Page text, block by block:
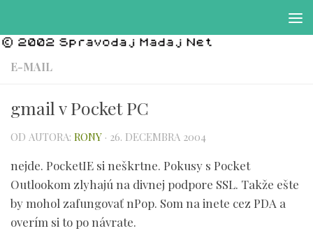
E-MAIL
gmail v Pocket PC
OD AUTORA: RONY · 26. DECEMBRA 2004
nejde. PocketIE si neškrtne. Pokusy s Pocket
Outlookom zlyhajú na divnej podpore SSL. Takže ešte
by mohol zafungovať nPop. Som na inete cez PDA a
overím si to po návrate.